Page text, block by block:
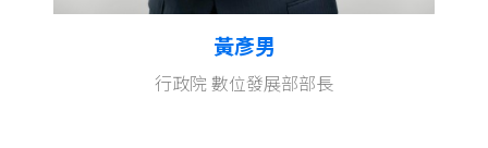
黃彥男
行政院 數位發展部部長